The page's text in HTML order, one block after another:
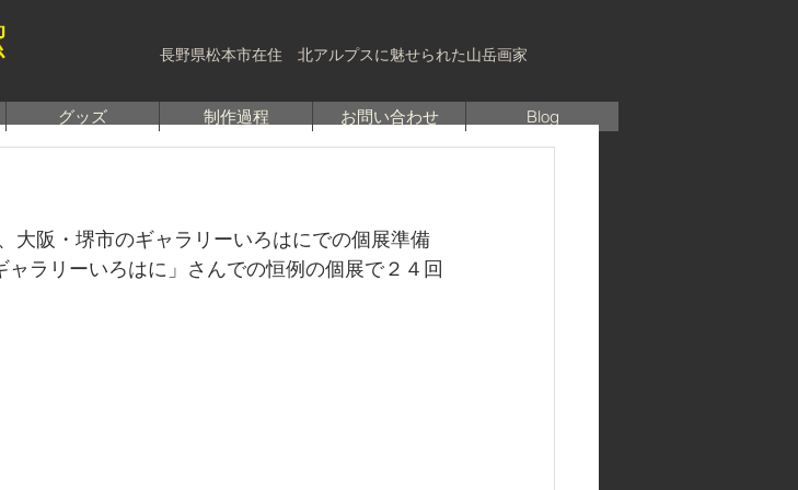
長野県松本市在住 北アルプスに魅せられた山岳画家
グッズ 制作過程 お問い合わせ Blog
大阪・堺市のギャラリーいろはにでの個展準備
ラリーいろはに」さんでの恒例の個展で２４回